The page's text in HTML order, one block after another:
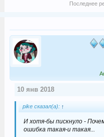
Последнее
10 янв 2018
pike сказал(а): ↑
И хотя-бы пискнуло -
ошибка такая-и такая...